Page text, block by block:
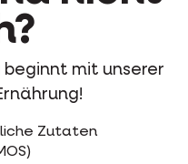
beginnt mit unserer
Zutaten